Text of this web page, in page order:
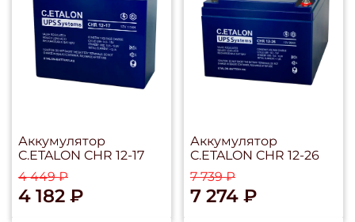
Аккумулятор
C.ETALON CHR 12-17
4 449 ₽
4 182 ₽
Аккумулятор
C.ETALON CHR 12-26
7 739 ₽
7 274 ₽